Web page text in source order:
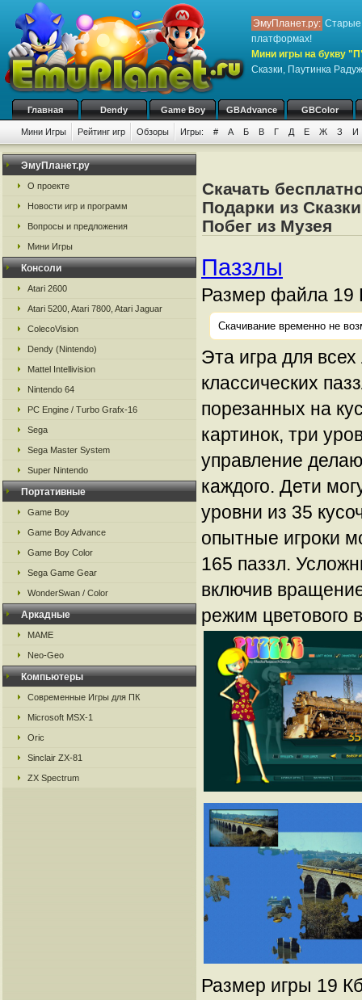
ЭмуПланет.ру: Старые
платформах!
Мини игры на букву
Сказки, Паутинка
Главная Dendy Game Boy GBAdvance GBColor
Мини Игры Рейтинг игр Обзоры Игры: # А Б В Г Д Е Ж З И
ЭмуПланет.ру
О проекте
Новости игр и программ
Вопросы и предложения
Мини Игры
Консоли
Atari 2600
Atari 5200, Atari 7800, Atari Jaguar
ColecoVision
Dendy (Nintendo)
Mattel Intellivision
Nintendo 64
PC Engine / Turbo Grafx-16
Sega
Sega Master System
Super Nintendo
Портативные
Game Boy
Game Boy Advance
Game Boy Color
Sega Game Gear
WonderSwan / Color
Аркадные
MAME
Neo-Geo
Компьютеры
Современные Игры для ПК
Microsoft MSX-1
Oric
Sinclair ZX-81
ZX Spectrum
Скачать
Подарки из
Побег из Музея
Паззлы
Размер файла 19
Скачивание временно не
Эта игра для
классических
порезанных на
картинок, три
управление
каждого. Дети
уровни из 35
опытные игроки
165 паззл.
включив
режим цветового
Размер игры 19